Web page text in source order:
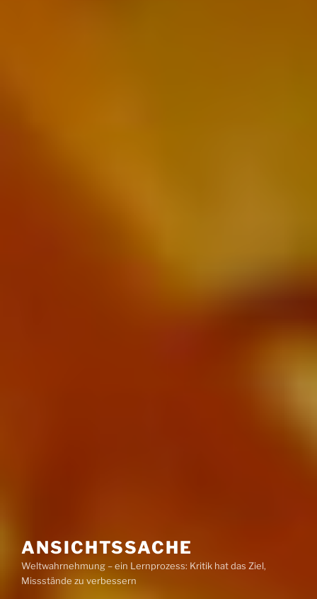
ANSICHTSSACHE
Weltwahrnehmung – ein Lernprozess: Kritik hat das Ziel,
Missstände zu verbessern